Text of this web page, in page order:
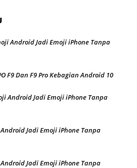
Android Jadi Emoji iPhone Tanpa
F9 Dan F9 Pro Kebagian Android 10
Android Jadi Emoji iPhone Tanpa
Jadi Emoji iPhone Tanpa
Jadi Emoji iPhone Tanpa